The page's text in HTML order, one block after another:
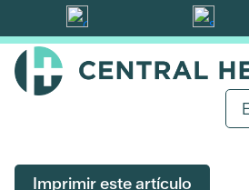
Ir
al
contenido
Imprimir este artículo